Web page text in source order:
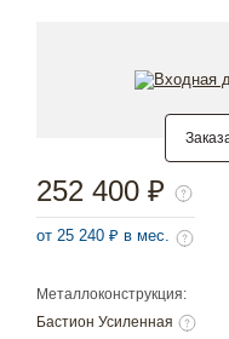
Металлоконструкция:
Бастион Усиленная
252 400 ₽
от 25 240 ₽ в мес.